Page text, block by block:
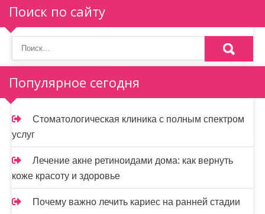
Поиск по сайту
Популярное сегодня
Стоматологическая клиника с полным спектром
услуг
Лечение акне ретиноидами дома: как вернуть
коже красоту и здоровье
Почему важно лечить кариес на ранней стадии